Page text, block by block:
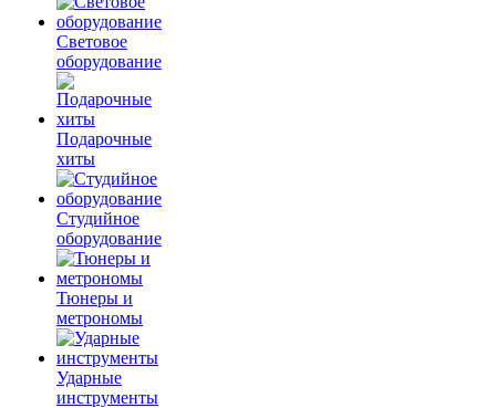
Световое
оборудование
Подарочные
хиты
Студийное
оборудование
Тюнеры и
метрономы
Ударные
инструменты